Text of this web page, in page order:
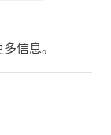
信息。